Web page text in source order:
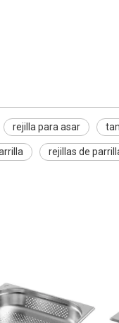
rejilla para asar
rejillas de